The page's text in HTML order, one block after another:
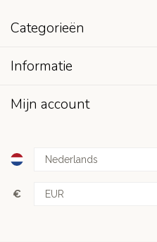
Categorieën
Informatie
Mijn account
€